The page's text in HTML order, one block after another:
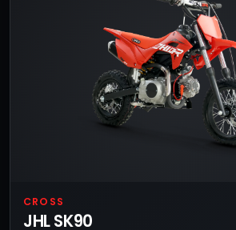
CROSS
JHL SK90